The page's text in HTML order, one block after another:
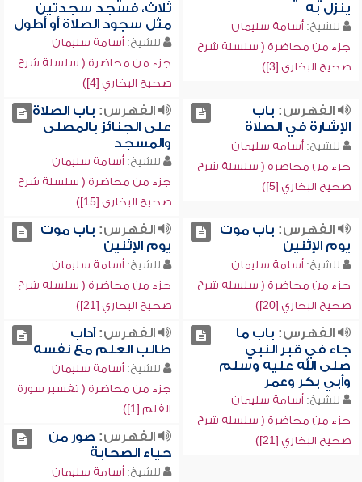
ينزل به
للشيخ: أسامة سليمان
جزء من محاضرة ( سلسلة شرح
صحيح البخاري [3])
ثلاث، فسجد سجدتين
مثل سجود الصلاة أو أطول
للشيخ: أسامة سليمان
جزء من محاضرة ( سلسلة شرح
صحيح البخاري [4])
الفهرس: باب
الإشارة في الصلاة
للشيخ: أسامة سليمان
جزء من محاضرة ( سلسلة شرح
صحيح البخاري [5])
الفهرس: باب الصلاة
على الجنائز بالمصلى
والمسجد
للشيخ: أسامة سليمان
جزء من محاضرة ( سلسلة شرح
صحيح البخاري [15])
الفهرس: باب موت
يوم الإثنين
للشيخ: أسامة سليمان
جزء من محاضرة ( سلسلة شرح
صحيح البخاري [20])
الفهرس: باب موت
يوم الإثنين
للشيخ: أسامة سليمان
جزء من محاضرة ( سلسلة شرح
صحيح البخاري [21])
الفهرس: باب ما
جاء في قبر النبي
صلى الله عليه وسلم
وأبي بكر وعمر
للشيخ: أسامة سليمان
جزء من محاضرة ( سلسلة شرح
صحيح البخاري [21])
الفهرس:آداب
طالب العلم مع نفسه
للشيخ: أسامة سليمان
جزء من محاضرة ( تفسير سورة
القلم [1])
الفهرس: صور من
حياء الصحابة
للشيخ: أسامة سليمان